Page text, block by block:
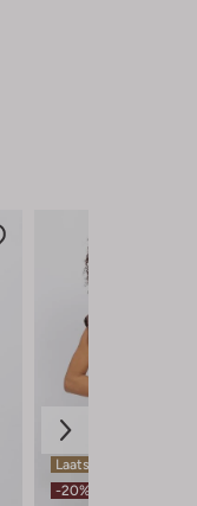
Laatste item
-20%